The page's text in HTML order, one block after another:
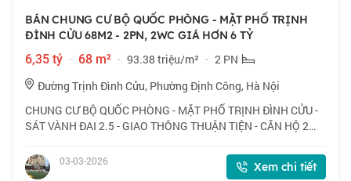
BÁN CHUNG CƯ BỘ QUỐC PHÒNG - MẶT PHỐ TRỊNH
ĐÌNH CỬU 68M2 - 2PN, 2WC GIÁ HƠN 6 TỶ
6,35 tỷ · 68 m² · 93.38 triệu/m² · 2 PN
Đường Trịnh Đình Cửu, Phường Định Công, Hà Nội
CHUNG CƯ BỘ QUỐC PHÒNG - MẶT PHỐ TRỊNH ĐÌNH CỬU -
SÁT VÀNH ĐAI 2.5 - GIAO THÔNG THUẬN TIỆN - CĂN HỘ 2
Định Công nằm ngay sát đường vành đai 2.5 ,
03-03-2026 Xem chi tiết